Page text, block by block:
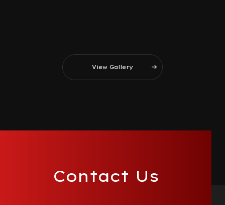
View Gallery
Contact Us